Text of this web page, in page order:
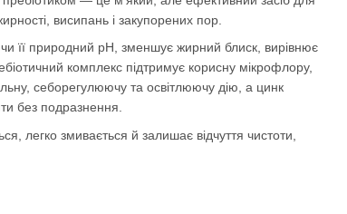
висипань і закупорених пор.
її природний pH, зменшує жирний блиск, вирівнює
комплекс підтримує корисну мікрофлору,
себорегулюючу та освітлюючу дію, а цинк
без подразнення.
легко змивається й залишає відчуття чистоти,